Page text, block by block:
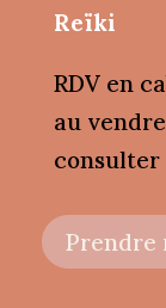
Reïki
RDV en
au
consulter
Prendre